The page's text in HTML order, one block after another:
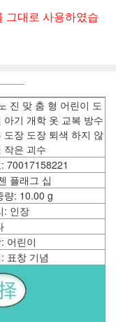
그대로 사용하였습
진 맞 춤 형 어린이 도
아기 개학 옷 교복 방수
도장 도장 퇴색 하지 않
작은 괴수
70017158221
플래그 십
량: 10.00 g
: 인장
어린이
표창 기념